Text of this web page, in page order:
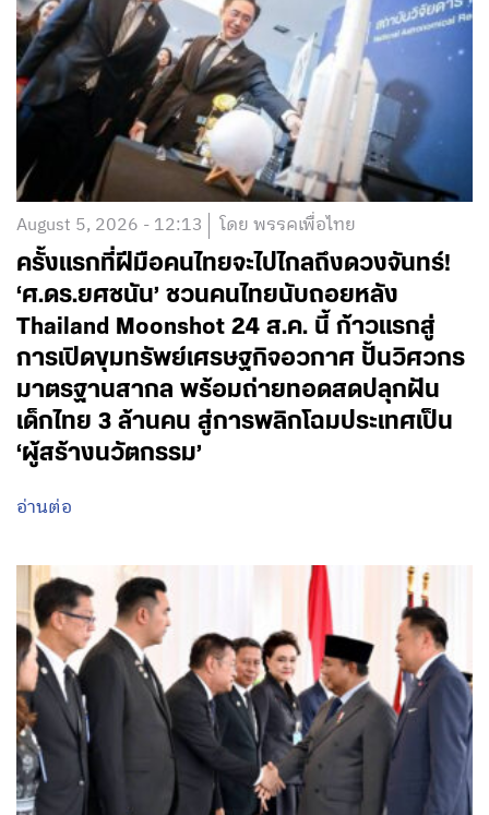
August 5, 2026 - 12:13 โดย พรรคเพื่อไทย
ครั้งแรกที่ฝีมือคนไทยจะไปไกลถึงดวงจันทร์!
‘ศ.ดร.ยศชนัน’ ชวนคนไทยนับถอยหลัง
Thailand Moonshot 24 ส.ค. นี้ ก้าวแรกสู่
การเปิดขุมทรัพย์เศรษฐกิจอวกาศ ปั้นวิศวกร
มาตรฐานสากล พร้อมถ่ายทอดสดปลุกฝัน
เด็กไทย 3 ล้านคน สู่การพลิกโฉมประเทศเป็น
‘ผู้สร้างนวัตกรรม’
อ่านต่อ